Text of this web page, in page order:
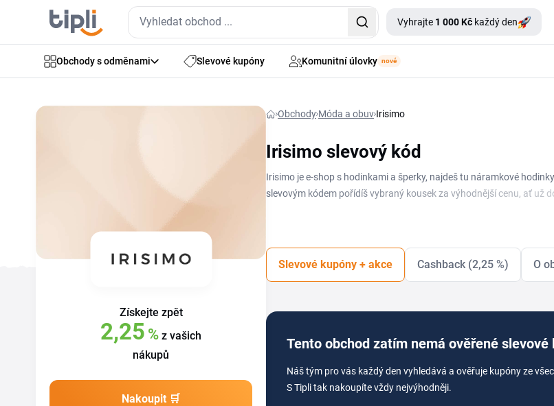
Vyhrajte 1 000 Kč každý den
Obchody s odměnami Slevové kupóny Komunitní úlovky nové
Získejte zpět
2,25 % z vašich
nákupů
Nakoupit 🛒
Obchody Móda a obuv Irisimo
Irisimo slevový kód
Irisimo je e-shop s hodinkami a šperky, najdeš tu náramkové
slevovým kódem pořídíš vybraný kousek za výhodnější cenu, ať už
Slevové kupóny + akce Cashback (2,25 %) O
Tento obchod zatím nemá ověřené slevové
Náš tým pro vás každý den vyhledává a ověřuje kupóny ze
S Tipli tak nakoupíte vždy nejvýhodněji.